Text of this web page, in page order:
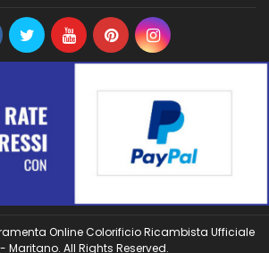
Online Colorificio Ricambista Ufficiale
Maritano. All Rights Reserved.